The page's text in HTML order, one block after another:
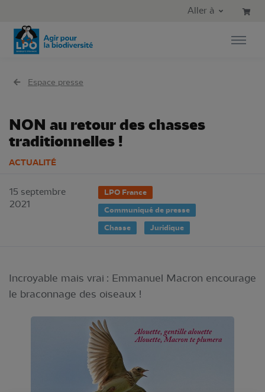
Aller au menu principal
Aller à
Espace presse
NON au retour des chasses
traditionnelles !
ACTUALITÉ
15 septembre
2021
LPO France
Communiqué de presse
Chasse
Juridique
Incroyable mais vrai : Emmanuel Macron encourage
le braconnage des oiseaux !